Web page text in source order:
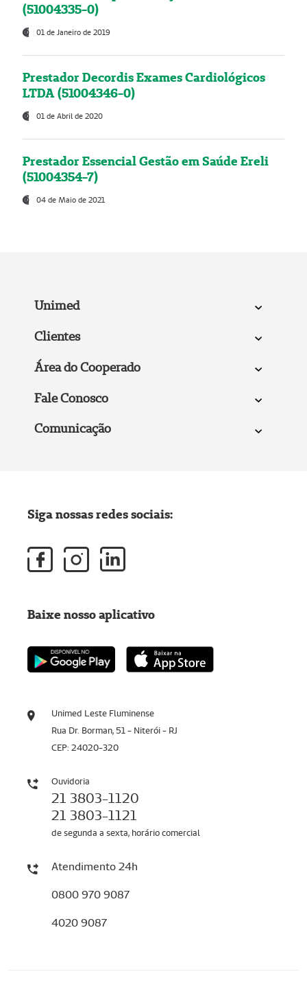
(51004335-0)
01 de Janeiro de 2019
Prestador Decordis Exames Cardiológicos
LTDA (51004346-0)
01 de Abril de 2020
Prestador Essencial Gestão em Saúde Ereli
(51004354-7)
04 de Maio de 2021
Unimed
Clientes
Área do Cooperado
Fale Conosco
Comunicação
Unimed Leste Fluminense
Rua Dr. Borman, 51 - Niterói - RJ
CEP: 24020-320
Ouvidoria
21 3803-1120
21 3803-1121
de segunda a sexta, horário comercial
Atendimento 24h
0800 970 9087
4020 9087
Siga nossas redes sociais:
Baixe nosso aplicativo